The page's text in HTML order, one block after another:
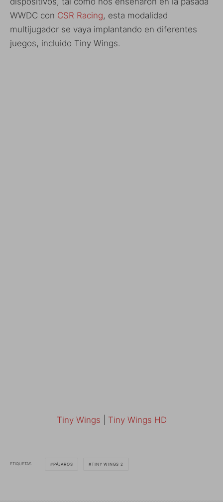
WWDC con CSR Racing, esta modalidad
multijugador se vaya implantando en diferentes
juegos, incluido Tiny Wings.
Tiny Wings Tiny Wings HD
ETIQUETAS PÁJAROS TINY WINGS 2